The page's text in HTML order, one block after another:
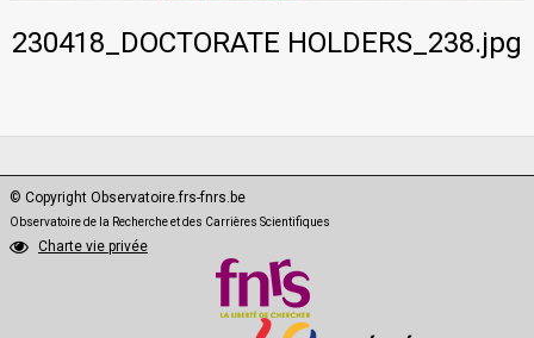
230418_DOCTORATE HOLDERS_238.jpg
© Copyright Observatoire.frs-fnrs.be
Observatoire de la Recherche et des Carrières Scientifiques
Charte vie privée